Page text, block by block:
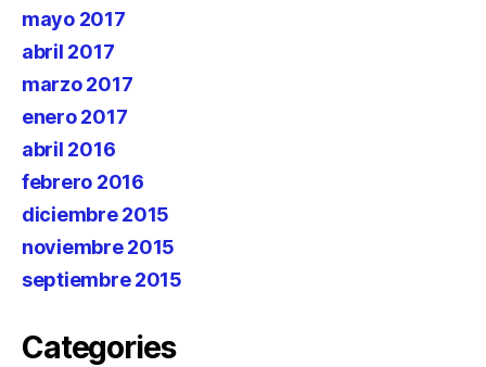
mayo 2017
abril 2017
marzo 2017
enero 2017
abril 2016
febrero 2016
diciembre 2015
noviembre 2015
septiembre 2015
Categories